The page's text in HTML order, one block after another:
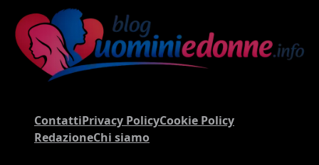
ContattiPrivacy PolicyCookie Policy
RedazioneChi siamo